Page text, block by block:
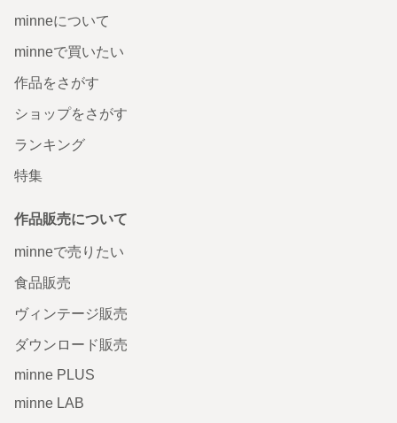
minneについて
minneで買いたい
作品をさがす
ショップをさがす
ランキング
特集
作品販売について
minneで売りたい
食品販売
ヴィンテージ販売
ダウンロード販売
minne PLUS
minne LAB